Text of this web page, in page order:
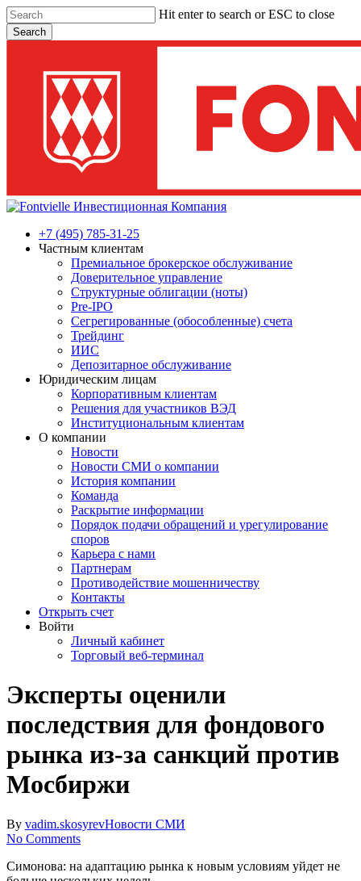
Skip
to
main
Hit enter to search or ESC to close
Search
Menu
+7 (495) 785-31-25
Частным клиентам
Премиальное брокерское обслуживание
Доверительное управление
Структурные облигации (ноты)
Pre-IPO
Сегрегированные (обособленные) счета
Трейдинг
ИИС
Депозитарное обслуживание
Юридическим лицам
Корпоративным клиентам
Решения для участников ВЭД
Институциональным клиентам
О компании
Новости
Новости СМИ о компании
История компании
Команда
Раскрытие информации
Порядок подачи обращений и урегулирование
споров
Карьера с нами
Партнерам
Противодействие мошенничеству
Контакты
Открыть счет
Войти
Личный кабинет
Торговый веб-терминал
Эксперты оценили
последствия для фондового
рынка из-за санкций против
Мосбиржи
By vadim.skosyrevНовости СМИ
No Comments
Симонова: на адаптацию рынка к новым условиям уйдет не